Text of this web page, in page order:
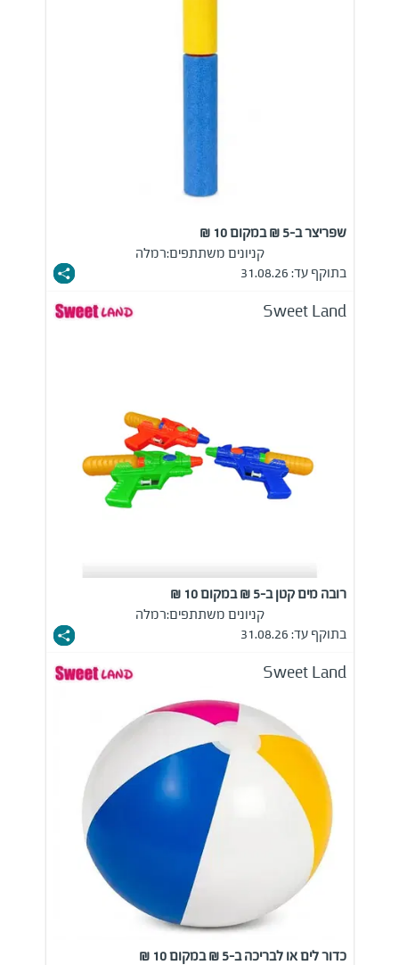
שפריצר ב-5 ₪ במקום 10 ₪
קניונים משתתפים:רמלה
בתוקף עד: 31.08.26
Sweet Land
רובה מים קטן ב-5 ₪ במקום 10 ₪
קניונים משתתפים:רמלה
בתוקף עד: 31.08.26
Sweet Land
כדור לים או לבריכה ב-5 ₪ במקום 10 ₪